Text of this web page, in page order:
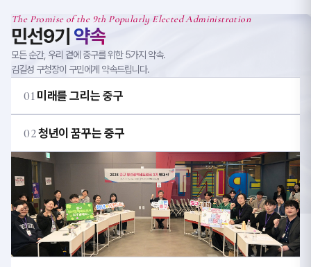
The Promise of the 9th Popularly Elected Administration
민선9기 약속
모든 순간, 우리 곁에 중구를 위한 5가지 약속.
김길성 구청장이 구민에게 약속드립니다.
01 미래를 그리는 중구
02청년이 꿈꾸는 중구